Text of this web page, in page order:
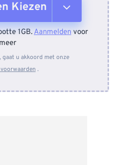
Kiezen
1GB.Aanmelden voor
meer
gaat u akkoord met onze
.